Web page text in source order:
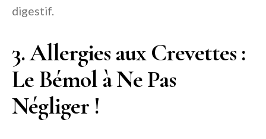
digestif.
3. Allergies aux Crevettes :
Le Bémol à Ne Pas
Négliger !